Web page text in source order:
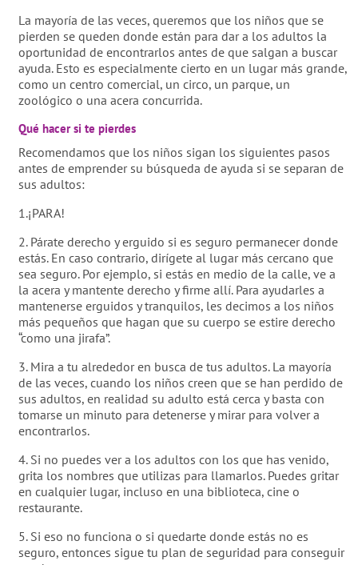
La mayoría de las veces, queremos que los niños que se
pierden se queden donde están para dar a los adultos la
oportunidad de encontrarlos antes de que salgan a buscar
ayuda. Esto es especialmente cierto en un lugar más grande,
como un centro comercial, un circo, un parque, un
zoológico o una acera concurrida.
Qué hacer si te pierdes
Recomendamos que los niños sigan los siguientes pasos
antes de emprender su búsqueda de ayuda si se separan de
sus adultos:
1.¡PARA!
2. Párate derecho y erguido si es seguro permanecer donde
estás. En caso contrario, dirígete al lugar más cercano que
sea seguro. Por ejemplo, si estás en medio de la calle, ve a
la acera y mantente derecho y firme allí. Para ayudarles a
mantenerse erguidos y tranquilos, les decimos a los niños
más pequeños que hagan que su cuerpo se estire derecho
“como una jirafa”.
3. Mira a tu alrededor en busca de tus adultos. La mayoría
de las veces, cuando los niños creen que se han perdido de
sus adultos, en realidad su adulto está cerca y basta con
tomarse un minuto para detenerse y mirar para volver a
encontrarlos.
4. Si no puedes ver a los adultos con los que has venido,
grita los nombres que utilizas para llamarlos. Puedes gritar
en cualquier lugar, incluso en una biblioteca, cine o
restaurante.
5. Si eso no funciona o si quedarte donde estás no es
seguro, entonces sigue tu plan de seguridad para conseguir